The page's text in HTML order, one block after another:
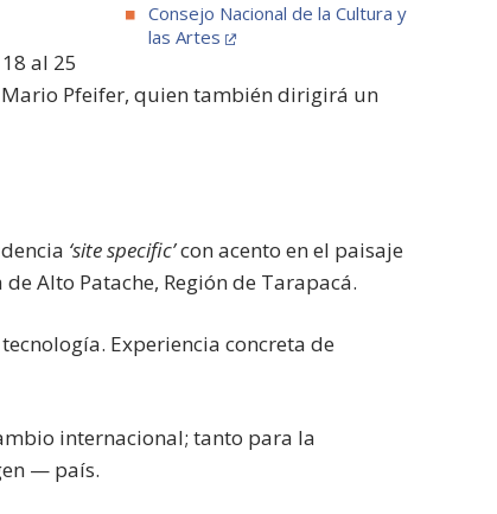
Consejo Nacional de la Cultura y
las Artes
al 25
Pfeifer, quien también dirigirá un
‘site specific’con acento en el paisaje
Alto Patache, Región de Tarapacá.
Experiencia concreta de
internacional; tanto para la
— país.